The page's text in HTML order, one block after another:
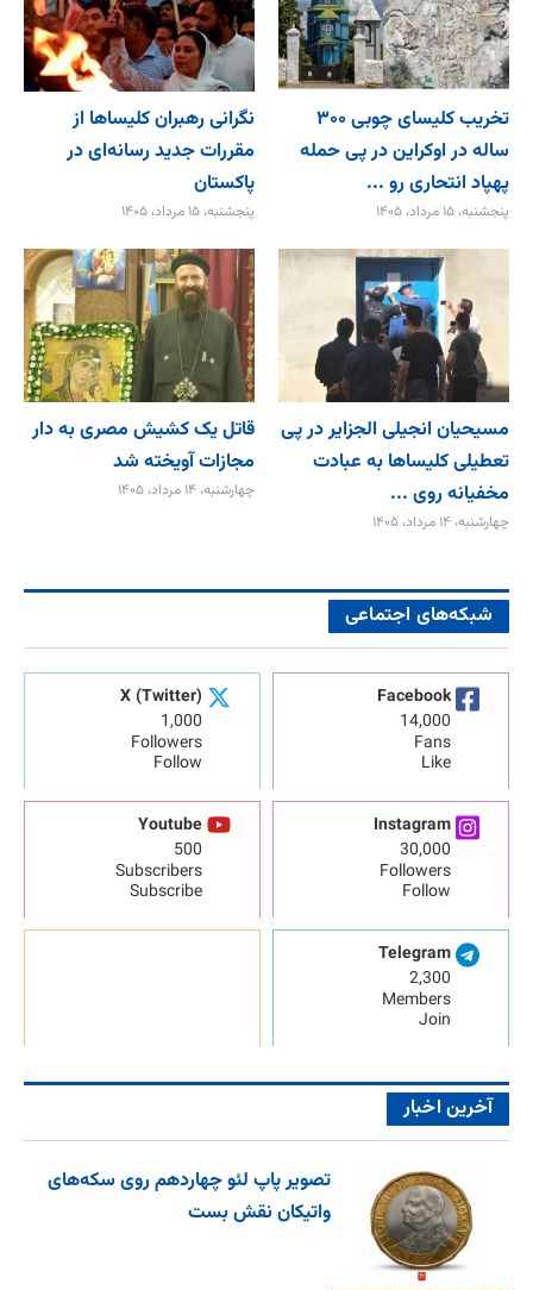
تخریب کلیسای چوبی ۳۰۰
ساله در اوکراین در پی حمله
پهپاد انتحاری رو ...
پنجشنبه، ۱۵ مرداد، ۱۴۰۵
نگرانی رهبران کلیساها از
مقررات جدید رسانه‌ای در
پاکستان
پنجشنبه، ۱۵ مرداد، ۱۴۰۵
مسیحیان انجیلی الجزایر در پی
تعطیلی کلیساها به عبادت
مخفیانه روی ...
چهارشنبه، ۱۴ مرداد، ۱۴۰۵
قاتل یک کشیش مصری به دار
مجازات آویخته شد
چهارشنبه، ۱۴ مرداد، ۱۴۰۵
شبکه‌های اجتماعی
Facebook
14,000
Fans
Like
X (Twitter)
1,000
Followers
Follow
Instagram
30,000
Followers
Follow
Youtube
500
Subscribers
Subscribe
Telegram
2,300
Members
Join
آخرین اخبار
تصویر پاپ لئو چهاردهم روی سکه‌های
واتیکان نقش بست